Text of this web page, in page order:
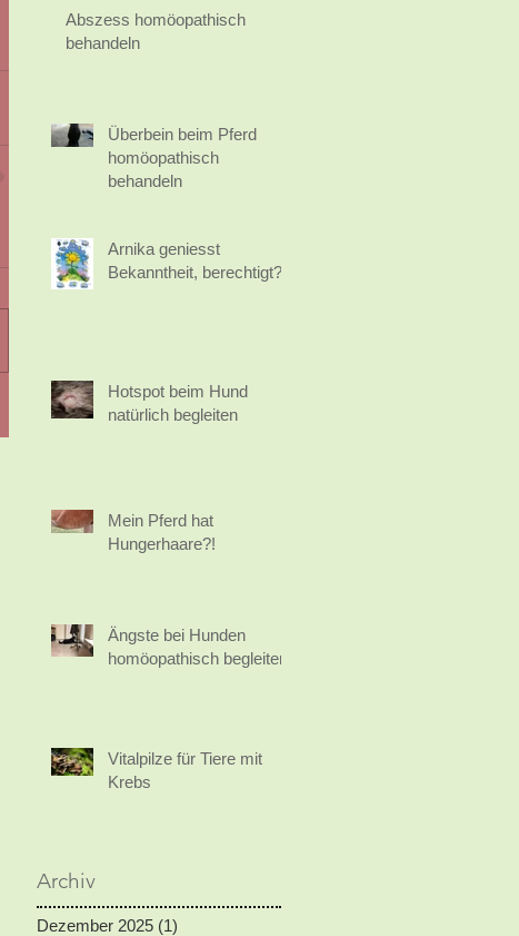
Abszess homöopathisch
behandeln
Überbein beim Pferd
homöopathisch
behandeln
Arnika geniesst
Bekanntheit, berechtigt?
Hotspot beim Hund
natürlich begleiten
Mein Pferd hat
Hungerhaare?!
Ängste bei Hunden
homöopathisch begleiten
Vitalpilze für Tiere mit
Krebs
Archiv
Dezember 2025 (1)